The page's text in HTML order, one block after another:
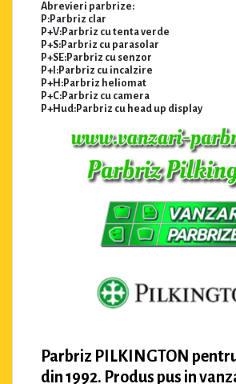
Abrevieri parbrize:
P:Parbriz clar
P+V:Parbriz cu tenta verde
P+S:Parbriz cu parasolar
P+SE:Parbriz cu senzor
P+I:Parbriz cu incalzire
P+H:Parbriz heliomat
P+C:Parbriz cu camera
P+Hud:Parbriz cu head up display
Parbriz PILKINGTON
din 1992. Produs pus in